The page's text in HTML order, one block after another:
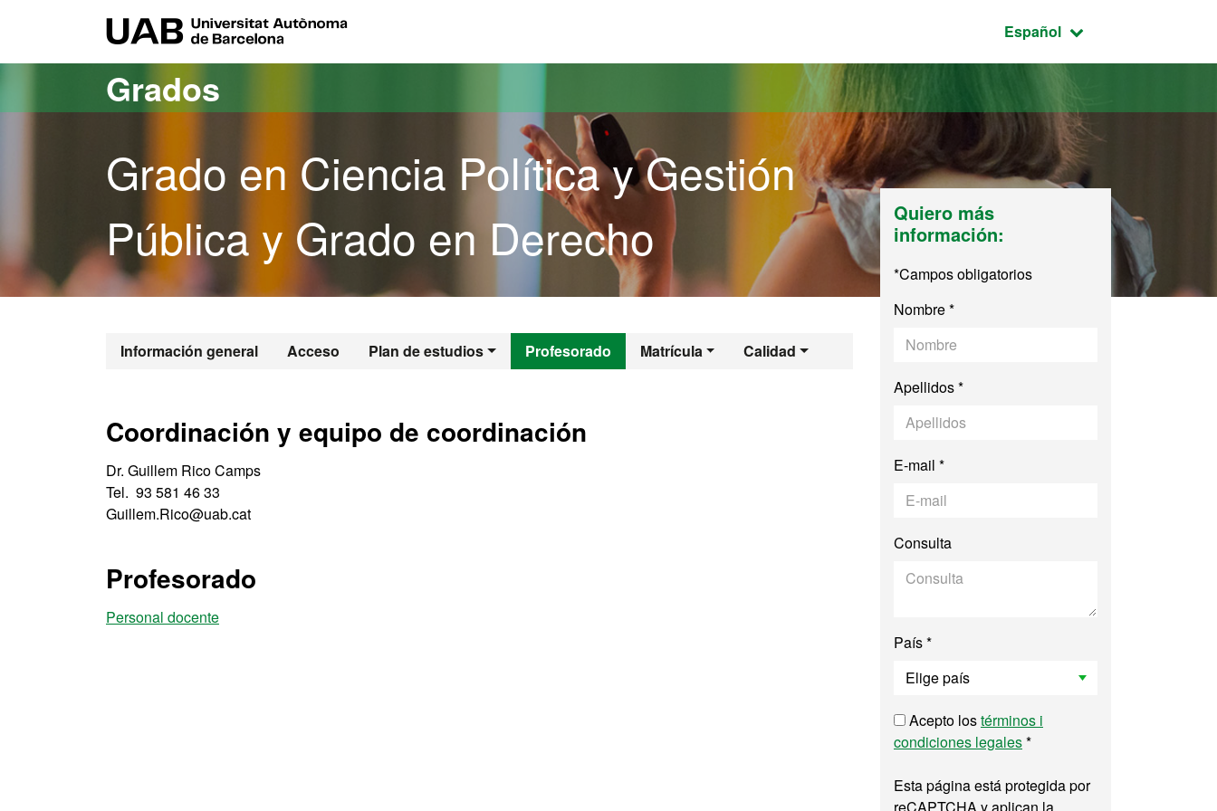
Idioma seleccionado:
Español
Grados
Grado en Ciencia Política y Gestión
Pública y Grado en Derecho
Información general Acceso Plan de estudios Profesorado Matrícula Calidad
Grado en Ciencia Política y Gestión Pública y
Coordinación y equipo de coordinación
Dr. Guillem Rico Camps
Tel. 93 581 46 33
Guillem.Rico@uab.cat
Profesorado
Personal docente
Quiero más
información:
*Campos obligatorios
Nombre *
Apellidos *
E-mail *
Consulta
País *
Acepto lostérminos i
condiciones legales*
Esta página está protegida por